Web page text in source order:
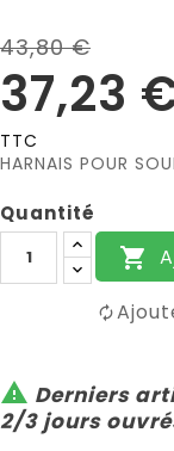
43,80 €
37,23
TTC
HARNAIS POUR
Quantité

 Derniers
2/3 jours